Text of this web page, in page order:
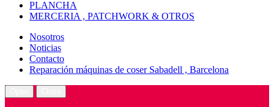
PLANCHA
MERCERIA , PATCHWORK & OTROS
Nosotros
Noticias
Contacto
Reparación máquinas de coser Sabadell , Barcelona